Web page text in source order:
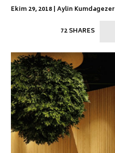
Ekim 29, 2018 | Aylin Kumdagezer
72 SHARES